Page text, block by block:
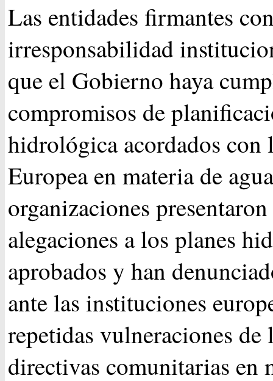
Las entidades firmantes
irresponsabilidad
que el Gobierno haya
compromisos de
hidrológica acordados con
Europea en materia de
organizaciones presentaron
alegaciones a los planes
aprobados y han
ante las instituciones
repetidas vulneraciones de
directivas comunitarias en